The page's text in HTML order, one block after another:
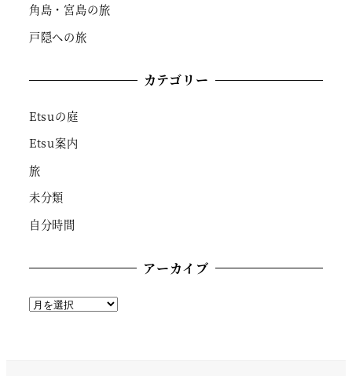
角島・宮島の旅
戸隠への旅
カテゴリー
Etsuの庭
Etsu案内
旅
未分類
自分時間
アーカイブ
ア